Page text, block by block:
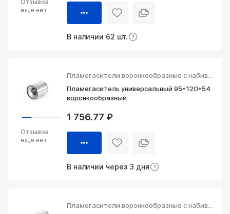
Отзывов
еще нет
В наличии 62 шт.
Пламегасители воронкообразные с набивкой
Пламегаситель универсальный 95*120*54
воронкообразный
Отзывов
еще нет
1 756.77 ₽
В наличии через 3 дня
Пламегасители воронкообразные с набивкой